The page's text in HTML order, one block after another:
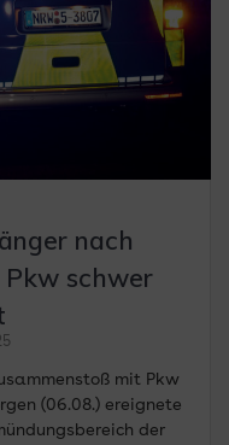
nach
schwer
mit Pkw
(06.08.) ereignete
der